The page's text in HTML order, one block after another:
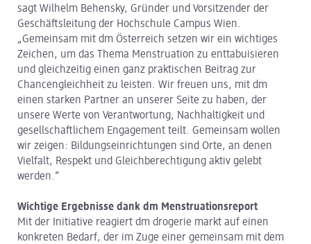
sagt Wilhelm Behensky, Gründer und Vorsitzender der
Geschäftsleitung der Hochschule Campus Wien.
„Gemeinsam mit dm Österreich setzen wir ein wichtiges
Zeichen, um das Thema Menstruation zu enttabuisieren
und gleichzeitig einen ganz praktischen Beitrag zur
Chancengleichheit zu leisten. Wir freuen uns, mit dm
einen starken Partner an unserer Seite zu haben, der
unsere Werte von Verantwortung, Nachhaltigkeit und
gesellschaftlichem Engagement teilt. Gemeinsam wollen
wir zeigen: Bildungseinrichtungen sind Orte, an denen
Vielfalt, Respekt und Gleichberechtigung aktiv gelebt
werden.“
Wichtige Ergebnisse dank dm Menstruationsreport
Mit der Initiative reagiert dm drogerie markt auf einen
konkreten Bedarf, der im Zuge einer gemeinsam mit dem